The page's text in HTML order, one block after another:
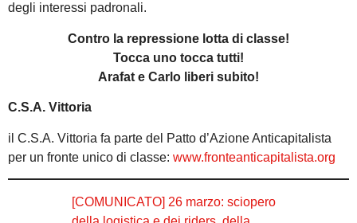
degli interessi padronali.
Contro la repressione lotta di classe!
Tocca uno tocca tutti!
Arafat e Carlo liberi subito!
C.S.A. Vittoria
il C.S.A. Vittoria fa parte del Patto d’Azione Anticapitalista
per un fronte unico di classe: www.fronteanticapitalista.org
[COMUNICATO] 26 marzo: sciopero